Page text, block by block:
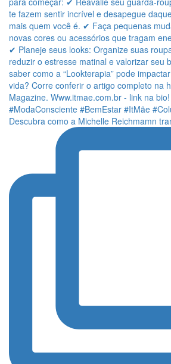
Descubra como a Michelle Reichmamn